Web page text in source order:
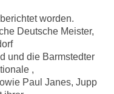
worden.
Deutsche Meister,
und die Barmstedter
,
Paul Janes, Jupp